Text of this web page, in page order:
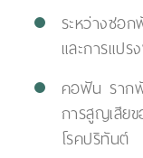
ระหว่างซอ
และการแป
คอฟัน ราก
การสูญเสีย
โรคปริทันต์